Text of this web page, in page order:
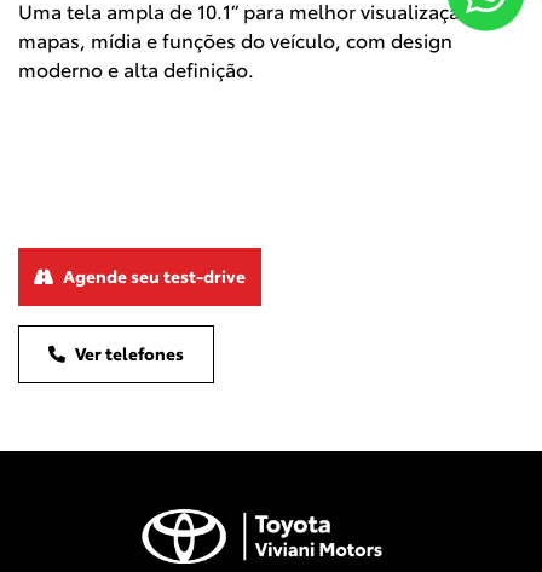
Uma tela ampla de 10.1” para melhor visualização de
mapas, mídia e funções do veículo, com design
moderno e alta definição.
Ver telefones
Agende seu test-drive